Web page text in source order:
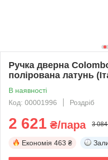
Ручка дверна
полірована латунь
В наявності
Код: 00001996
Роздріб
2 621 ₴/пара 3
Економія 463 ₴